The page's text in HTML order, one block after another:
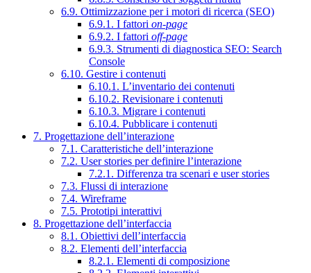
6.9. Ottimizzazione per i motori di ricerca (SEO)
6.9.1. I fattori on-page
6.9.2. I fattori off-page
6.9.3. Strumenti di diagnostica SEO: Search
Console
6.10. Gestire i contenuti
6.10.1. L’inventario dei contenuti
6.10.2. Revisionare i contenuti
6.10.3. Migrare i contenuti
6.10.4. Pubblicare i contenuti
7. Progettazione dell’interazione
7.1. Caratteristiche dell’interazione
7.2. User stories per definire l’interazione
7.2.1. Differenza tra scenari e user stories
7.3. Flussi di interazione
7.4. Wireframe
7.5. Prototipi interattivi
8. Progettazione dell’interfaccia
8.1. Obiettivi dell’interfaccia
8.2. Elementi dell’interfaccia
8.2.1. Elementi di composizione